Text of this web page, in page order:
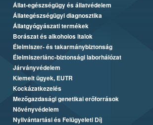
Állat-egészségügy és állatvédelem
Állategészségügyi diagnosztika
Állatgyógyászati termékek
Borászat és alkoholos italok
Élelmiszer- és takarmánybiztonság
Élelmiszerlánc-biztonsági laborhálózat
Járványvédelem
Kiemelt ügyek, EUTR
Kockázatkezelés
Mezőgazdasági genetikai erőforrások
Növényvédelem
Nyilvántartási és Felügyeleti Díj